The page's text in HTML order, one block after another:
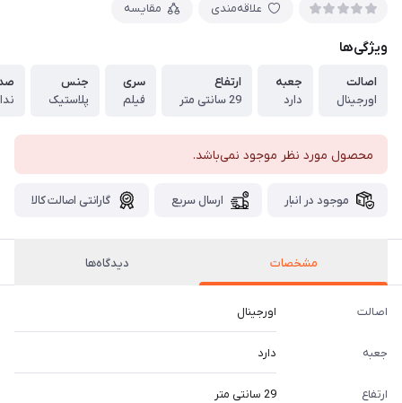
علاقه‌مندی مقایسه
ویژگی‌ها
اصالت
اورجینال
جعبه
دارد
ارتفاع
29 سانتی متر
سری
فیلم
جنس
پلاستیک
محصول مورد نظر موجود نمی‌باشد.
موجود در انبار ارسال سریع گارانتی اصالت کالا
مشخصات دیدگاه‌ها
اصالت اورجینال
جعبه دارد
ارتفاع 29 سانتی متر